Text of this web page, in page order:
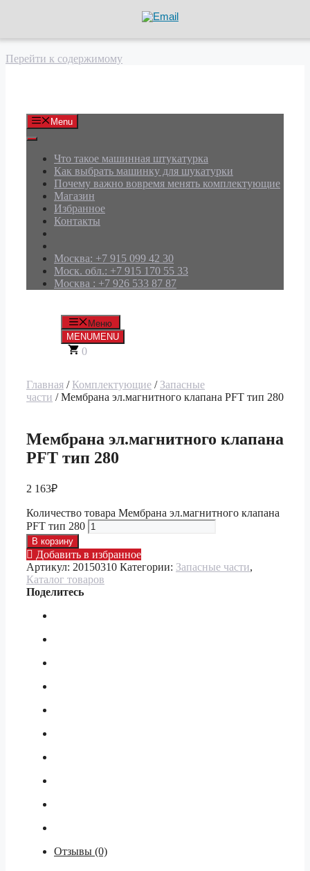
Перейти к содержимому
Menu
Что такое машинная штукатурка
Как выбрать машинку для шукатурки
Почему важно вовремя менять комплектующие
Магазин
Избранное
Контакты
Москва: +7 915 099 42 30
Моск. обл.: +7 915 170 55 33
Москва : +7 926 533 87 87
Меню
MENUMENU
0
Главная / Комплектующие / Запасные
части / Мембрана эл.магнитного клапана PFT тип 280
Мембрана эл.магнитного клапана
PFT тип 280
2 163₽
Количество товара Мембрана эл.магнитного клапана
PFT тип 280
В корзину
Добавить в избранное
Артикул: 20150310 Категории: Запасные части,
Каталог товаров
Поделитесь
Отзывы (0)